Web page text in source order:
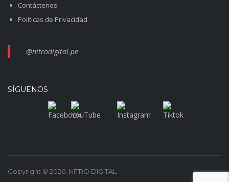
Contáctenos
Políticas de Privacidad
@nitrodigital.pe
SÍGUENOS
Copyright © 2026. NITRO DIGITAL